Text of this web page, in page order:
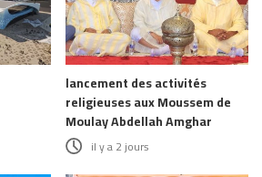
lancement des activités
religieuses aux Moussem de
Moulay Abdellah Amghar
il y a 2 jours